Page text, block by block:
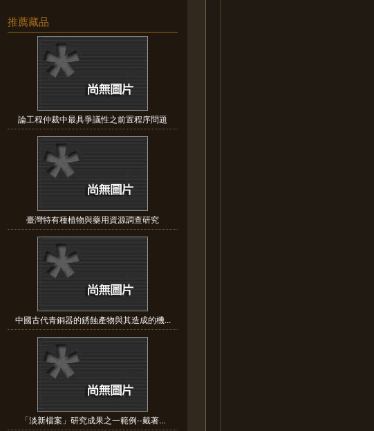
推薦藏品
論工程仲裁中最具爭議性之前置程序問題
臺灣特有種植物與藥用資源調查研究
中國古代青銅器的銹蝕產物與其造成的機...
「淡新檔案」研究成果之一範例--戴著...